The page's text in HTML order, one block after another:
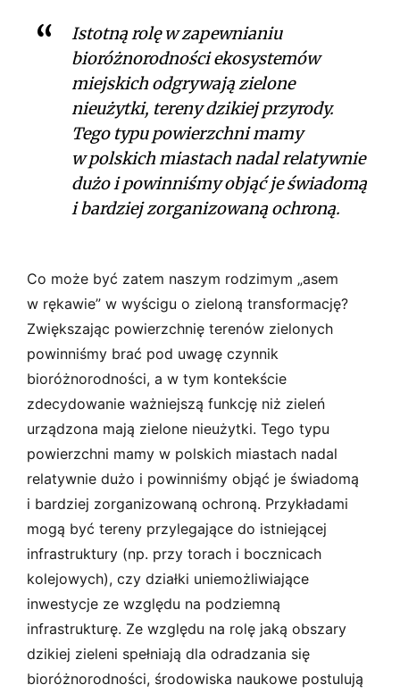
Istotną rolę w zapewnianiu
bioróżnorodności ekosystemów
miejskich odgrywają zielone
nieużytki, tereny dzikiej przyrody.
Tego typu powierzchni mamy
w polskich miastach nadal relatywnie
dużo i powinniśmy objąć je świadomą
i bardziej zorganizowaną ochroną.
Co może być zatem naszym rodzimym „asem
w rękawie” w wyścigu o zieloną transformację?
Zwiększając powierzchnię terenów zielonych
powinniśmy brać pod uwagę czynnik
bioróżnorodności, a w tym kontekście
zdecydowanie ważniejszą funkcję niż zieleń
urządzona mają zielone nieużytki. Tego typu
powierzchni mamy w polskich miastach nadal
relatywnie dużo i powinniśmy objąć je świadomą
i bardziej zorganizowaną ochroną. Przykładami
mogą być tereny przylegające do istniejącej
infrastruktury (np. przy torach i bocznicach
kolejowych), czy działki uniemożliwiające
inwestycje ze względu na podziemną
infrastrukturę. Ze względu na rolę jaką obszary
dzikiej zieleni spełniają dla odradzania się
bioróżnorodności, środowiska naukowe postulują